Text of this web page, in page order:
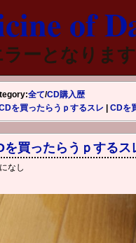
of
ラーとなりま
全て/CD購入歴
を買ったらうｐするスレ
CDを
を買ったらうｐするス
なし